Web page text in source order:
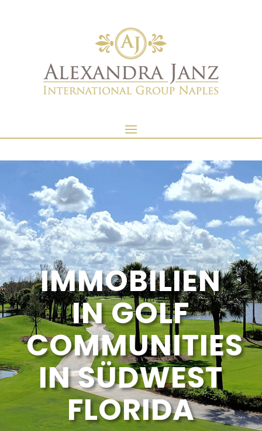
IMMOBILIEN
IN GOLF
COMMUNITIES
IN SÜDWEST
FLORIDA